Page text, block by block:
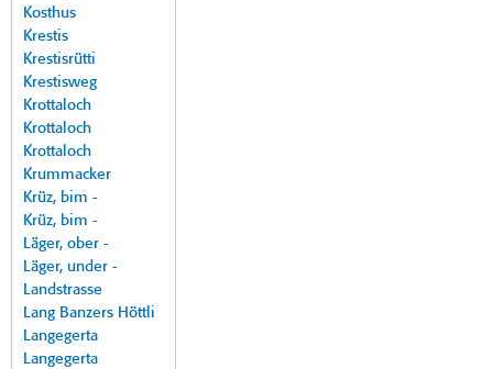
Kosthus
Krestis
Krestisrütti
Krestisweg
Krottaloch
Krottaloch
Krottaloch
Krummacker
Krüz, bim -
Krüz, bim -
Läger, ober -
Läger, under -
Landstrasse
Lang Banzers Höttli
Langegerta
Langegerta